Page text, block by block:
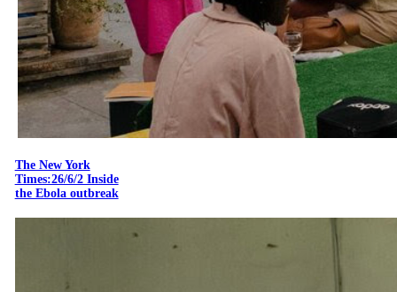
The New York
Times:26/6/2 Inside
the Ebola outbreak